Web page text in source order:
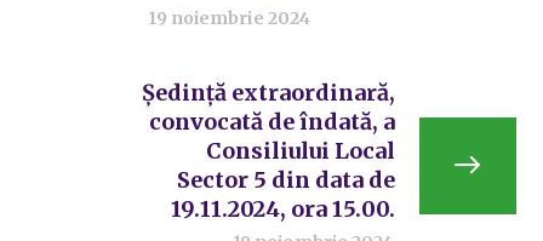
19 noiembrie 2024
Ședință extraordinară,
convocată de îndată, a
Consiliului Local
Sector 5 din data de
19.11.2024, ora 15.00.